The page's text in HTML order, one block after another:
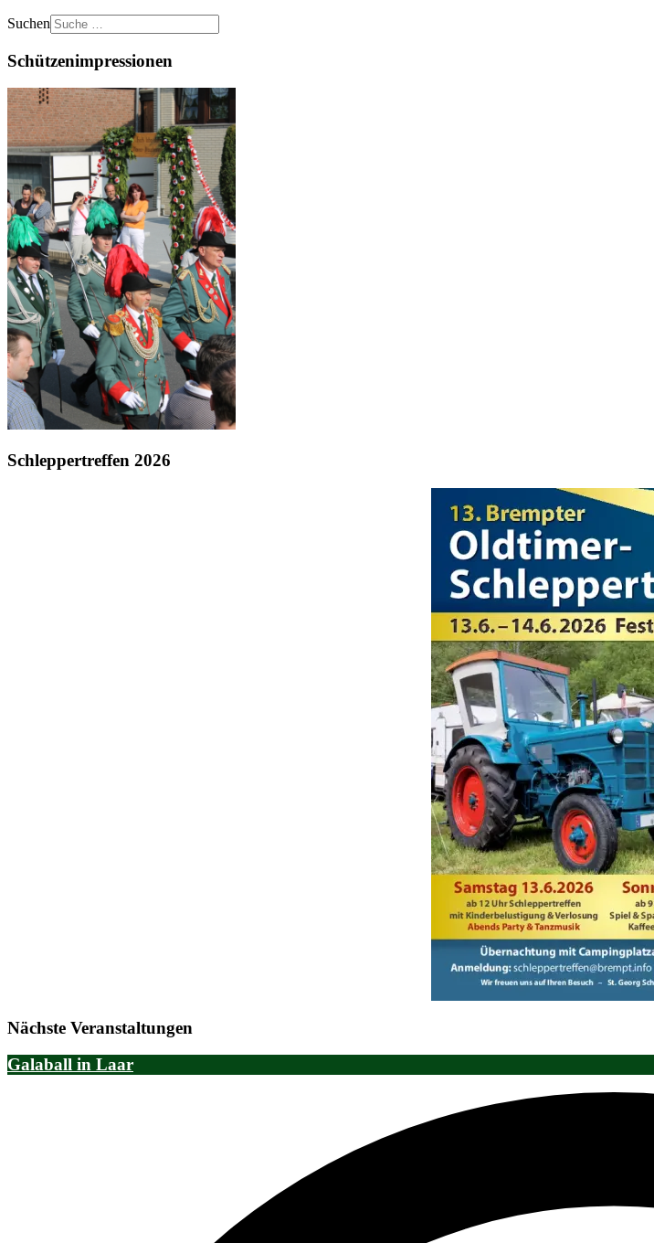
Suchen
Schützenimpressionen
Schleppertreffen 2026
Nächste Veranstaltungen
Galaball in Laar